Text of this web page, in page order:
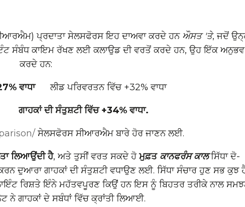
ਪ੍ਰਦਾਤਾ ਸੇਲਸਫੋਰਸ ਇਹ ਦਾਅਵਾ ਕਰਦੇ ਹਨ ਔਸਤ 'ਤੇ, ਜਦੋਂ
ਸੰਬੰਧ ਕਾਇਮ ਰੱਖਣ ਲਈ ਕਲਾਉਡ ਦੀ ਵਰਤੋਂ ਕਰਦੇ ਹਨ, ਉਹ ਇੱਕ ਅਨੁਭਵ
ਕਰਦੇ ਹਨ:
ਵਾਧਾਲੀਡ ਪਰਿਵਰਤਨ ਵਿੱਚ +32% ਵਾਧਾ
ਗਾਹਕਾਂ ਦੀ ਸੰਤੁਸ਼ਟੀ ਵਿੱਚ +34% ਵਾਧਾ.
ਸੇਲਸਫੋਰਸ ਸੀਆਰਐਮ ਬਾਰੇ ਹੋਰ ਜਾਣਨ ਲਈ.
ਲਿਆਉਂਦੀ ਹੈ, ਅਤੇ ਤੁਸੀਂ ਵਰਤ ਸਕਦੇ ਹੋਮੁਫ਼ਤ ਕਾਨਫਰੰਸ ਕਾਲਸਿੱਧਾ ਦੋ-
ਦੁਆਰਾ ਗਾਹਕਾਂ ਦੀ ਸੰਤੁਸ਼ਟੀ ਵਧਾਉਣ ਲਈ. ਸਿੱਧਾ ਸੰਚਾਰ ਹੁਣ ਸਭ ਕੁਝ
ਰਿਸ਼ਤੇ ਇੰਨੇ ਮਹੱਤਵਪੂਰਣ ਕਿਉਂ ਹਨ ਇਸ ਨੂੰ ਬਿਹਤਰ ਤਰੀਕੇ ਨਾਲ
ਗਾਹਕਾਂ ਦੇ ਸਬੰਧਾਂ ਵਿੱਚ ਕ੍ਰਾਂਤੀ ਲਿਆਈ.